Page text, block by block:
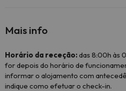
Mais info
Horário da receção:das 8:00h às
for depois do horário de
informar o alojamento com
indique como efetuar o check-in.